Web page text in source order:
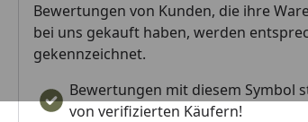
Bewertungen von Kunden, die ihre
bei uns gekauft haben, werden
gekennzeichnet.
Bewertungen mit diesem Symbol
von verifizierten Käufern!